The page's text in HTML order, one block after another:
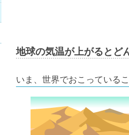
地球の気温が上がるとど
いま、世界でおこっている